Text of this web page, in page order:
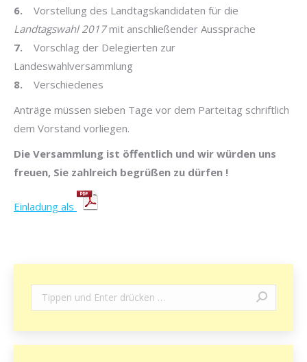
6. Vorstellung des Landtagskandidaten für die
Landtagswahl 2017mit anschließender Aussprache
7.
Vorschlag der Delegierten zur
Landeswahlversammlung
8.
Verschiedenes
Anträge müssen sieben Tage vor dem Parteitag schriftlich
dem Vorstand vorliegen.
Die Versammlung ist öffentlich und wir würden uns
freuen, Sie zahlreich begrüßen zu dürfen !
Einladung als
Search: